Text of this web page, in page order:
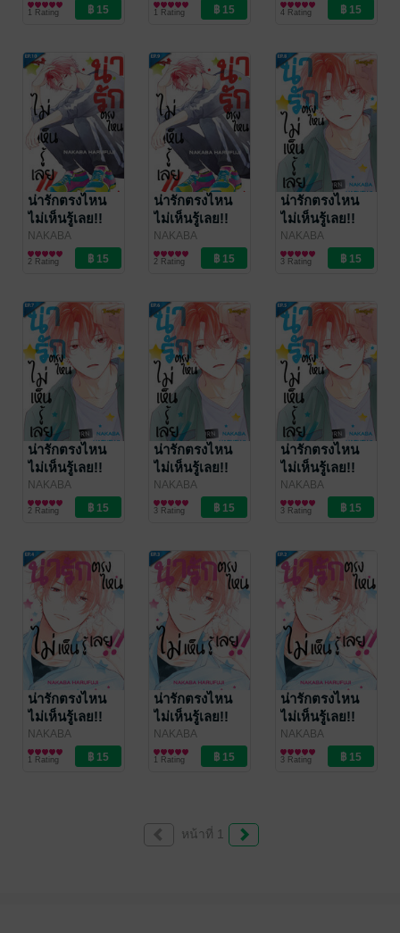
HARUFUJI
Bongkoch
การ์ตูนรายตอน
1 Rating
HARUFUJI
Bongkoch
การ์ตูนรายตอน
1 Rating
HARUFUJI
Bongkoch
การ์ตูนรายตอน
4 Rating
น่ารักตรงไหน
ไม่เห็นรู้เลย!!
ตอน 10
NAKABA
HARUFUJI
Bongkoch
การ์ตูนรายตอน
2 Rating
น่ารักตรงไหน
ไม่เห็นรู้เลย!!
ตอน 9
NAKABA
HARUFUJI
Bongkoch
การ์ตูนรายตอน
2 Rating
น่ารักตรงไหน
ไม่เห็นรู้เลย!!
ตอน 8
NAKABA
HARUFUJI
Bongkoch
การ์ตูนรายตอน
3 Rating
น่ารักตรงไหน
ไม่เห็นรู้เลย!!
ตอน 7
NAKABA
HARUFUJI
Bongkoch
การ์ตูนรายตอน
2 Rating
น่ารักตรงไหน
ไม่เห็นรู้เลย!!
ตอน 6
NAKABA
HARUFUJI
Bongkoch
การ์ตูนรายตอน
3 Rating
น่ารักตรงไหน
ไม่เห็นรู้เลย!!
ตอน 5
NAKABA
HARUFUJI
Bongkoch
การ์ตูนรายตอน
3 Rating
น่ารักตรงไหน
ไม่เห็นรู้เลย!!
ตอน 4
NAKABA
HARUFUJI
Bongkoch
การ์ตูนรายตอน
1 Rating
น่ารักตรงไหน
ไม่เห็นรู้เลย!!
ตอน 3
NAKABA
HARUFUJI
Bongkoch
การ์ตูนรายตอน
1 Rating
น่ารักตรงไหน
ไม่เห็นรู้เลย!!
ตอน 2
NAKABA
HARUFUJI
Bongkoch
การ์ตูนรายตอน
3 Rating
หน้าที่ 1